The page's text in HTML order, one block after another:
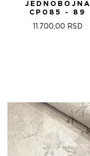
JEDNOBOJNA
CP085 - 89
11.700,00 RSD